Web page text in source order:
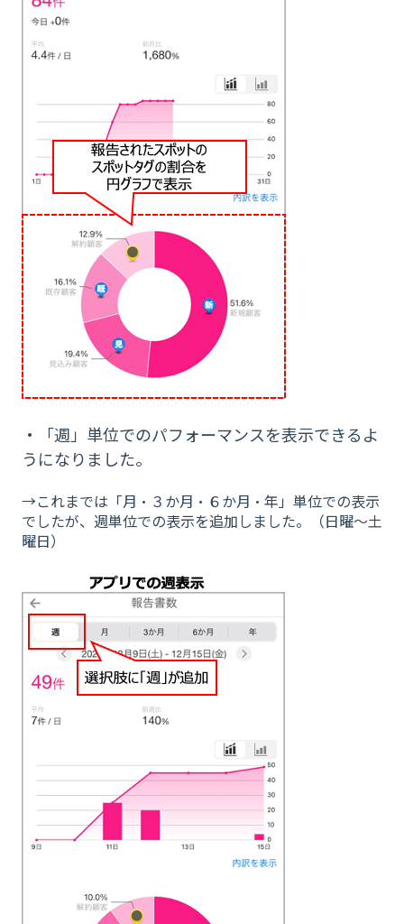
・「週」単位でのパフォーマンスを表示できるよ
うになりました。
→これまでは「月・３か月・６か月・年」単位での表示
でしたが、週単位での表示を追加しました。（日曜〜土
曜日）